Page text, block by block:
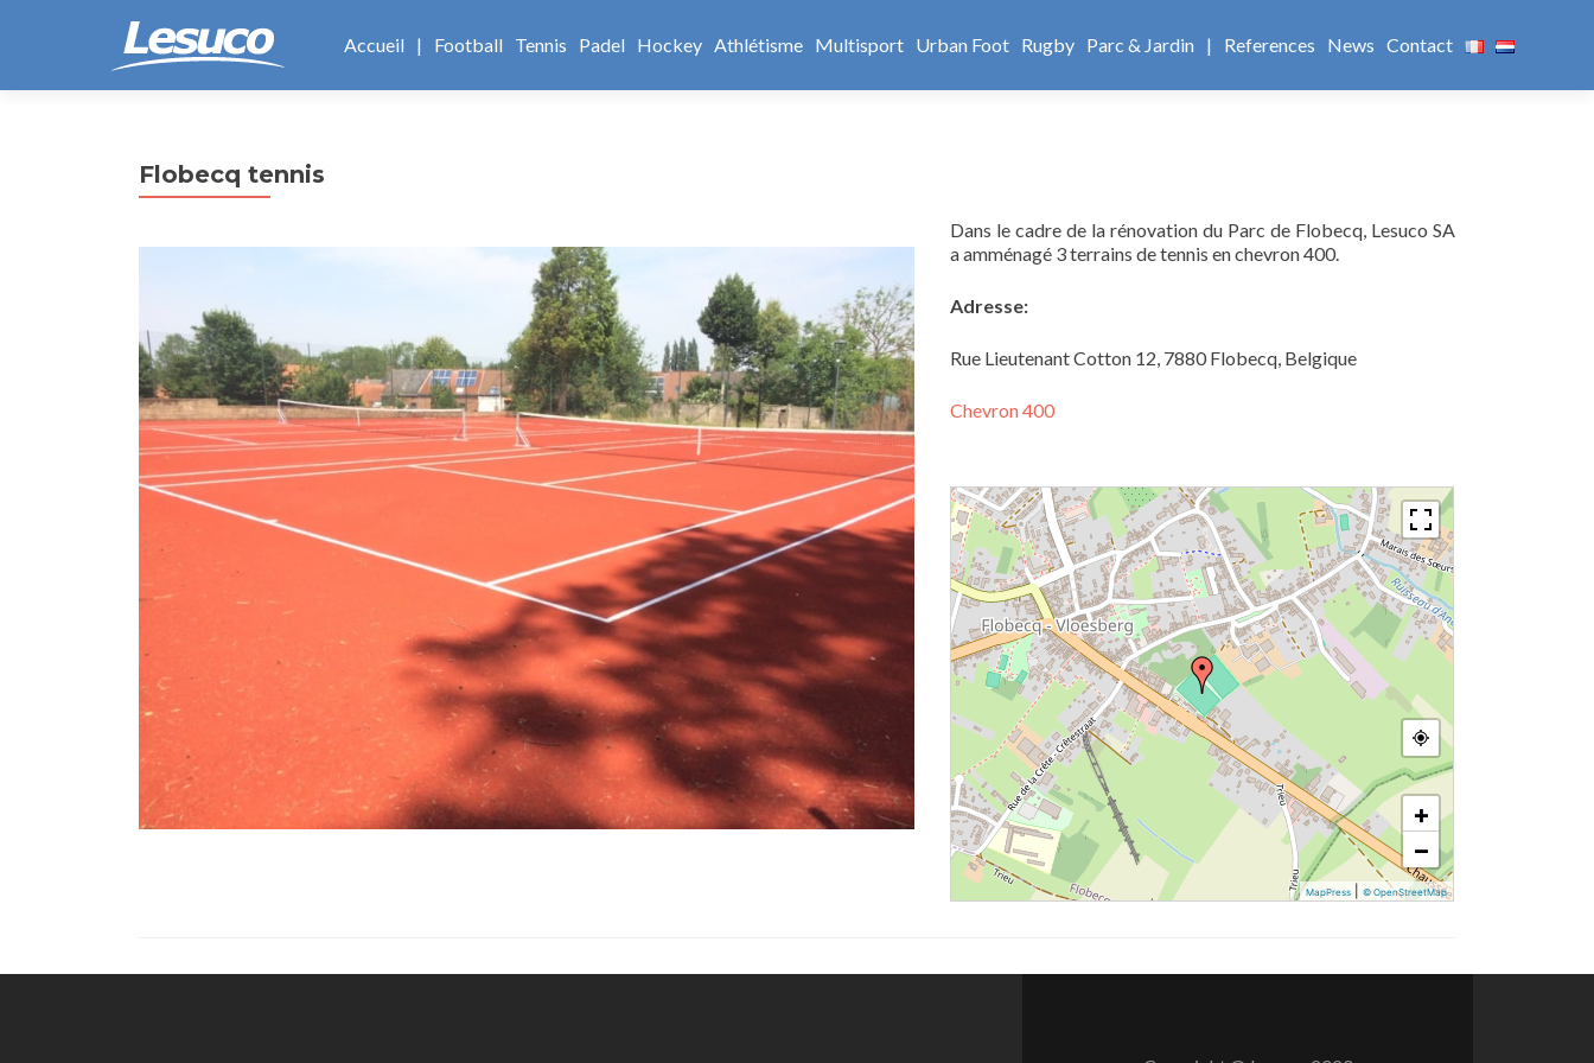
au
principal
Accueil | Football Tennis Padel Hockey Athlétisme Multisport Urban Foot Rugby Parc & Jardin | References News Contact
Flobecq tennis
Dans le cadre de la rénovation du Parc de Flobecq, Lesuco SA
a amménagé 3 terrains de tennis en chevron 400.
Adresse:
Rue Lieutenant Cotton 12, 7880 Flobecq, Belgique
Chevron 400
+
−
MapPress |© OpenStreetMap